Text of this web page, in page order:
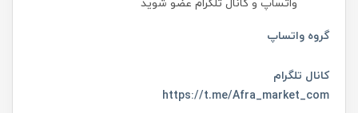
واتساپ و کانال تلگرام عضو شوید
گروه واتساپ
کانال تلگرام
https://t.me/Afra_market_com